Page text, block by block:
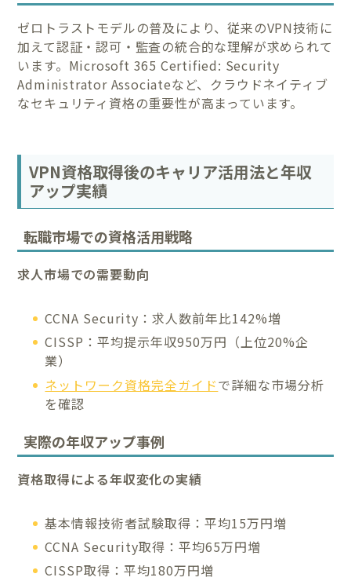
ゼロトラストモデルの普及により、従来のVPN技術に
加えて認証・認可・監査の統合的な理解が求められて
います。Microsoft 365 Certified: Security
Administrator Associateなど、クラウドネイティブ
なセキュリティ資格の重要性が高まっています。
VPN資格取得後のキャリア活用法と年収
アップ実績
転職市場での資格活用戦略
求人市場での需要動向
CCNA Security：求人数前年比142%増
CISSP：平均提示年収950万円（上位20%企
業）
ネットワーク資格完全ガイドで詳細な市場分析
を確認
実際の年収アップ事例
資格取得による年収変化の実績
基本情報技術者試験取得：平均15万円増
CCNA Security取得：平均65万円増
CISSP取得：平均180万円増